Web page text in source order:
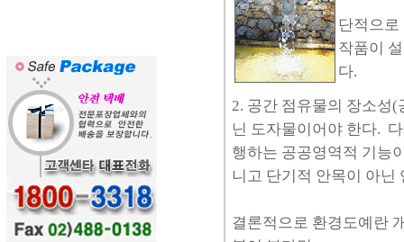
단적으로
작품이
다.
2. 공간 점유물의 장소성
닌 도자물이어야 한다.
행하는 공공영역적 기능
니고 단기적 안목이 아닌
결론적으로 환경도예란